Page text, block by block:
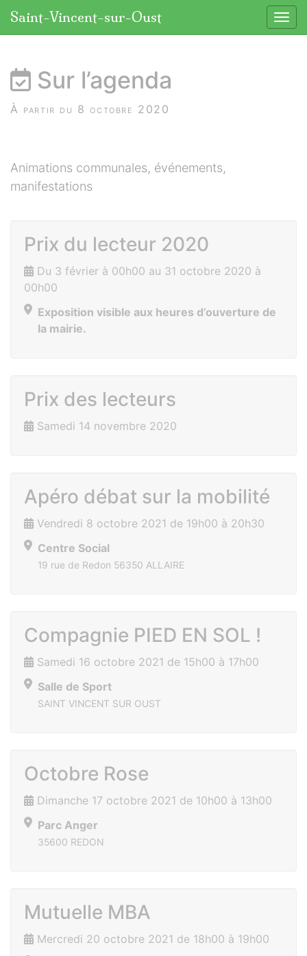
Saint-Vincent-sur-Oust
Sur l’agenda
À partir du 8 octobre 2020
Animations communales, événements,
manifestations
Prix du lecteur 2020
Du 3 février à 00h00 au 31 octobre 2020 à
00h00
Exposition visible aux heures d’ouverture de
la mairie.
Prix des lecteurs
Samedi 14 novembre 2020
Apéro débat sur la mobilité
Vendredi 8 octobre 2021 de 19h00 à 20h30
Centre Social
19 rue de Redon 56350 ALLAIRE
Compagnie PIED EN SOL !
Samedi 16 octobre 2021 de 15h00 à 17h00
Salle de Sport
SAINT VINCENT SUR OUST
Octobre Rose
Dimanche 17 octobre 2021 de 10h00 à 13h00
Parc Anger
35600 REDON
Mutuelle MBA
Mercredi 20 octobre 2021 de 18h00 à 19h00
Panneau de gestion des cookies